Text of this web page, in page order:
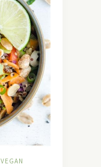
VEGAN